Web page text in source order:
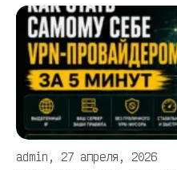
admin, 27 апреля, 2026